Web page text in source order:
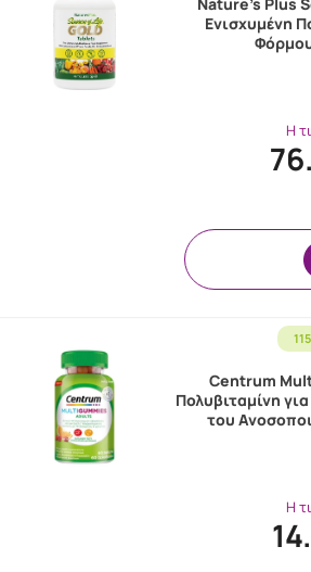
Ενισχυμένη
Η
Centrum
Πολυβιταμίνη
του
Η